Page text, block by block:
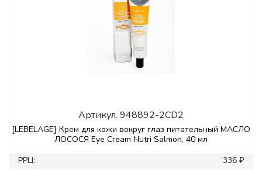
Артикул. 948892-2CD2
[LEBELAGE] Крем для кожи вокруг глаз питательный МАСЛО
ЛОСОСЯ Eye Cream Nutri Salmon, 40 мл
РРЦ:
336 ₽